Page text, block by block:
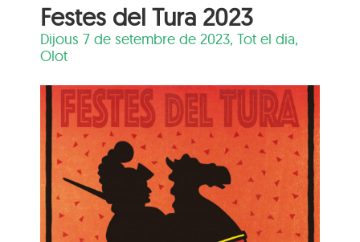
Festes del Tura 2023
Dijous 7 de setembre de 2023, Tot el dia,
Olot